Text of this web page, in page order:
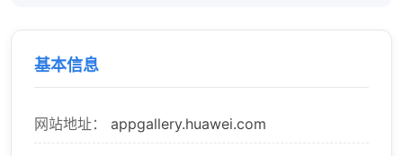
基本信息
网站地址： appgallery.huawei.com